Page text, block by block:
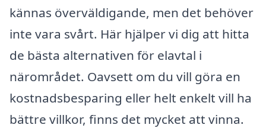
kännas överväldigande, men det behöver
inte vara svårt. Här hjälper vi dig att hitta
de bästa alternativen för elavtal i
närområdet. Oavsett om du vill göra en
kostnadsbesparing eller helt enkelt vill ha
bättre villkor, finns det mycket att vinna.